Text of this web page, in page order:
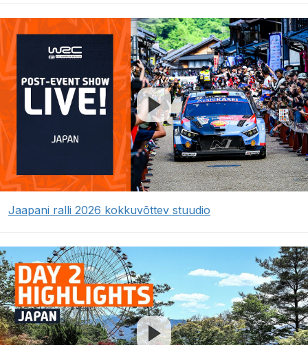
Jaapani ralli 2026 kokkuvõttev stuudio